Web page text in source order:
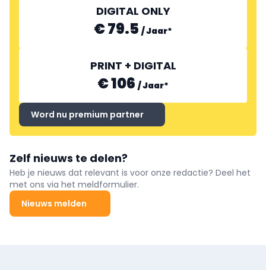
DIGITAL ONLY
€ 79.5 /Jaar*
PRINT + DIGITAL
€ 106 /Jaar*
Word nu premium partner
Zelf nieuws te delen?
Heb je nieuws dat relevant is voor onze redactie? Deel het
met ons via het meldformulier.
Nieuws melden